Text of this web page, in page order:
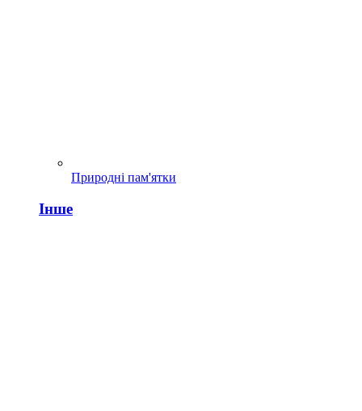
Природні пам'ятки
Інше